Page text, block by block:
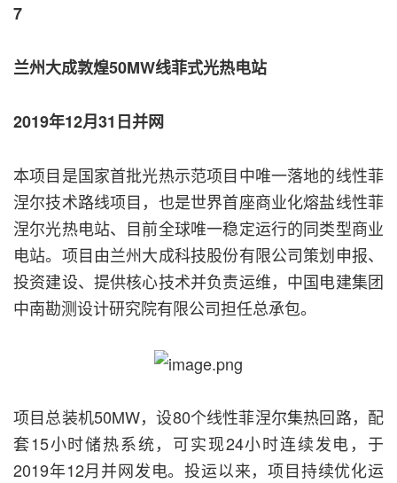
7
兰州大成敦煌50MW线菲式光热电站
2019年12月31日并网
本项目是国家首批光热示范项目中唯一落地的线性菲
涅尔技术路线项目，也是世界首座商业化熔盐线性菲
涅尔光热电站、目前全球唯一稳定运行的同类型商业
电站。项目由兰州大成科技股份有限公司策划申报、
投资建设、提供核心技术并负责运维，中国电建集团
中南勘测设计研究院有限公司担任总承包。
项目总装机50MW，设80个线性菲涅尔集热回路，配
套15小时储热系统，可实现24小时连续发电，于
2019年12月并网发电。投运以来，项目持续优化运